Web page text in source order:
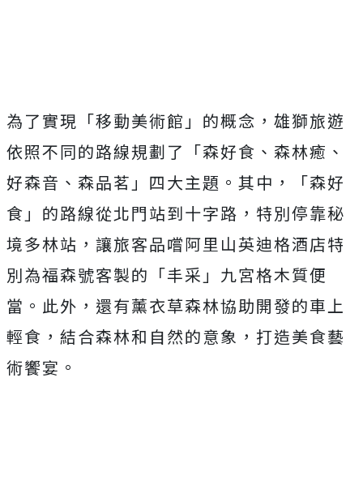
為了實現「移動美術館」的概念，雄獅旅遊
依照不同的路線規劃了「森好食、森林癒、
好森音、森品茗」四大主題。其中，「森好
食」的路線從北門站到十字路，特別停靠秘
境多林站，讓旅客品嚐阿里山英迪格酒店特
別為福森號客製的「丰采」九宮格木質便
當。此外，還有薰衣草森林協助開發的車上
輕食，結合森林和自然的意象，打造美食藝
術饗宴。